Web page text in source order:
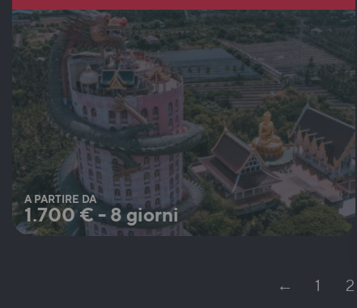
A PARTIRE DA
1.700€ - 8 giorni
← 1 2